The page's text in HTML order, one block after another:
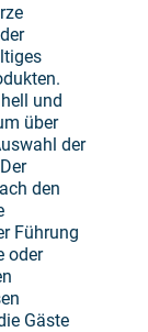
und
über
der
den
Führung
oder
Gäste